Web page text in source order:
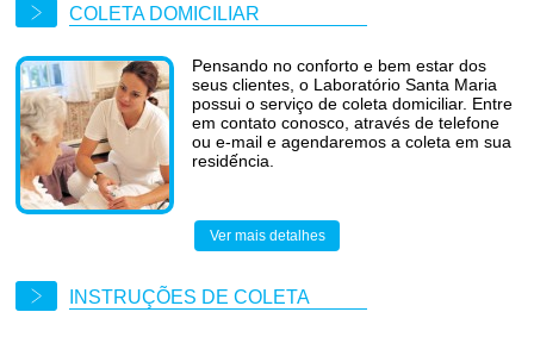
COLETA DOMICILIAR
Pensando no conforto e bem estar dos
seus clientes, o Laboratório Santa Maria
possui o serviço de coleta domiciliar. Entre
em contato conosco, através de telefone
ou e-mail e agendaremos a coleta em sua
residếncia.
Ver mais detalhes
INSTRUÇÕES DE COLETA